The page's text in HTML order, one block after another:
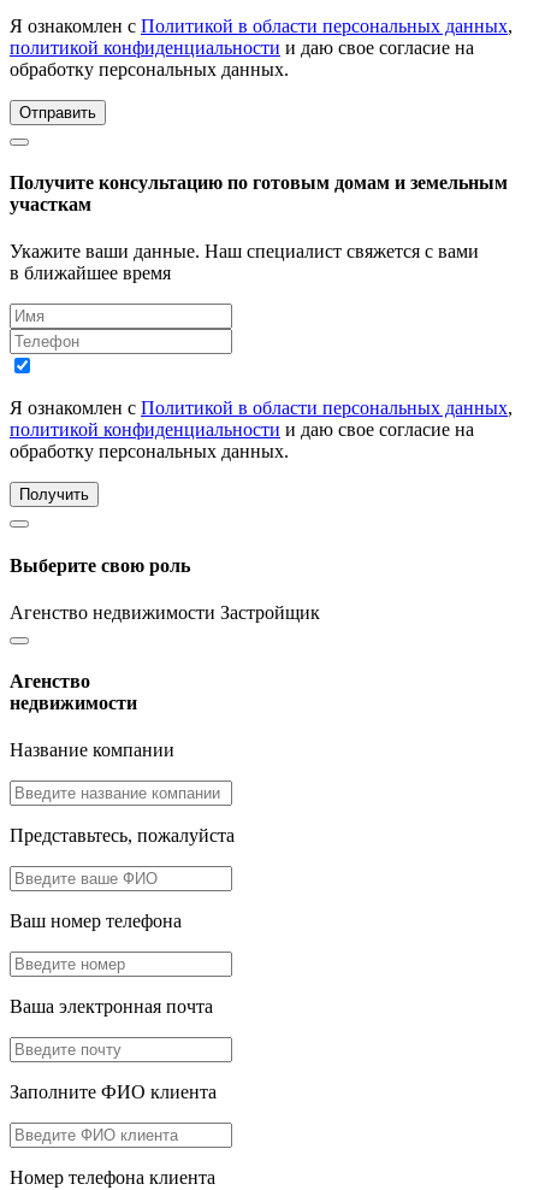
Я ознакомлен с Политикой в области персональных данных,
политикой конфиденциальности и даю свое согласие на
обработку персональных данных.
Отправить
Получите консультацию по готовым домам и земельным
участкам
Укажите ваши данные. Наш специалист свяжется с вами
в ближайшее время
Я ознакомлен с Политикой в области персональных данных,
политикой конфиденциальности и даю свое согласие на
обработку персональных данных.
Получить
Выберите свою роль
Агенство недвижимости Застройщик
Агенство
недвижимости
Название компании
Представьтесь, пожалуйста
Ваш номер телефона
Ваша электронная почта
Заполните ФИО клиента
Номер телефона клиента